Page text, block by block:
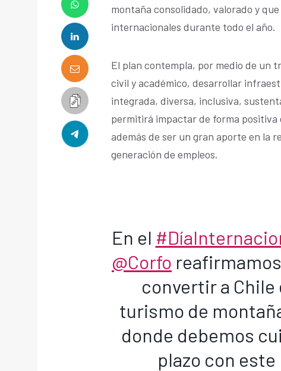
montaña consolidado, valorado y
internacionales durante todo el año.
El plan contempla, por medio de un
civil y académico, desarrollar
integrada, diversa, inclusiva,
permitirá impactar de forma positiva
además de ser un gran aporte en la
generación de empleos.
En el
@Corfo
convertir a
turismo de
donde debemos
plazo con